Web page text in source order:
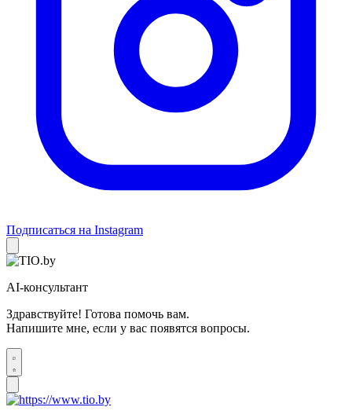
Подписаться на Instagram
AI-консультант
Здравствуйте! Готова помочь вам.
Напишите мне, если у вас появятся вопросы.